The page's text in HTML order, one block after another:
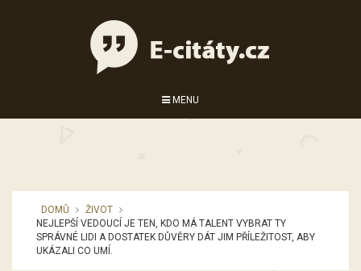
MENU
DOMŮ
ŽIVOT
NEJLEPŠÍ VEDOUCÍ JE TEN, KDO MÁ TALENT VYBRAT TY
SPRÁVNÉ LIDI A DOSTATEK DŮVĚRY DÁT JIM PŘÍLEŽITOST, ABY
UKÁZALI CO UMÍ.